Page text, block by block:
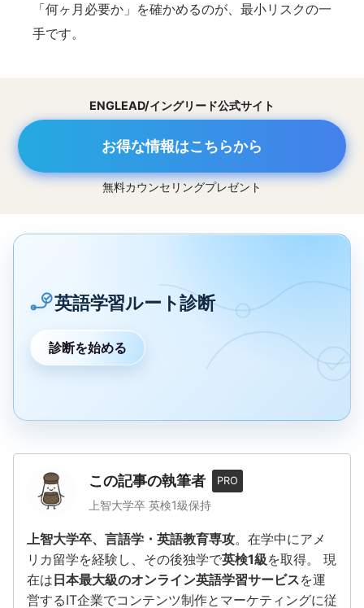
「何ヶ月必要か」を確かめるのが、最小リスクの一
手です。
ENGLEAD/イングリード公式サイト
お得な情報はこちらから
無料カウンセリングプレゼント
英語学習ルート診断
診断を始める
この記事の執筆者 PRO
上智大学卒 英検1級保持
上智大学卒、言語学・英語教育専攻。在学中にアメ
リカ留学を経験し、その後独学で英検1級を取得。 現
在は 日本最大級のオンライン英語学習サービスを運
営するIT企業でコンテンツ制作とマーケティングに従